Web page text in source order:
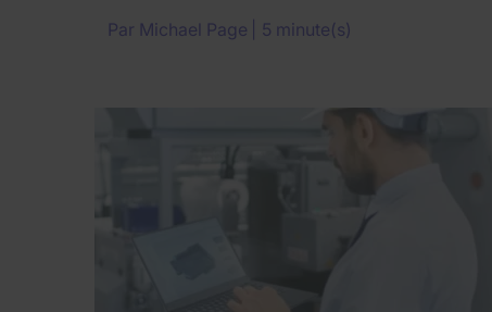
Par Michael Page 5 minute(s)